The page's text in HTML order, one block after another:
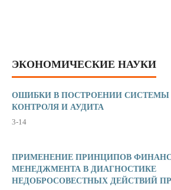
ЭКОНОМИЧЕСКИЕ НАУКИ
ОШИБКИ В ПОСТРОЕНИИ СИСТЕМЫ
КОНТРОЛЯ И АУДИТА
3-14
ПРИМЕНЕНИЕ ПРИНЦИПОВ
МЕНЕДЖМЕНТА В ДИАГНОСТИКЕ
НЕДОБРОСОВЕСТНЫХ ДЕЙСТВИЙ